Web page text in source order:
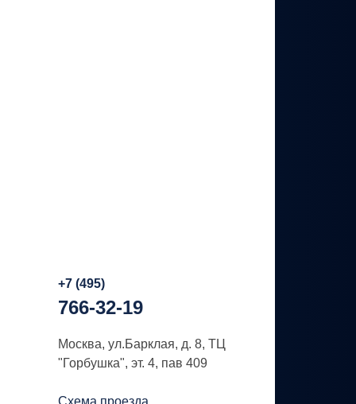
+7 (495)
766-32-19
Москва, ул.Барклая, д. 8, ТЦ
"Горбушка", эт. 4, пав 409